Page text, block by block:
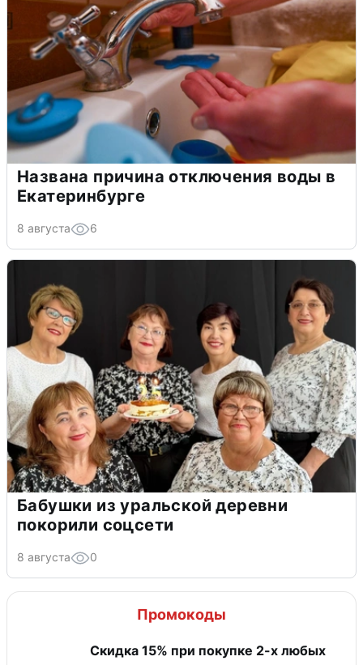
Названа причина отключения воды в
Екатеринбурге
8 августа 6
Бабушки из уральской деревни
покорили соцсети
8 августа 0
Промокоды
Скидка 15% при покупке 2-х любых